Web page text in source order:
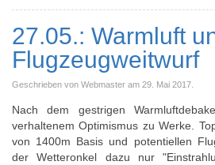
27.05.: Warmluft
Flugzeugweitwurf
Geschrieben von Webmaster am 29. Mai 2017
Nach dem gestrigen
verhaltenem Optimismus zu Werke.
von 1400m Basis und potentiellen
der Wetteronkel dazu nur